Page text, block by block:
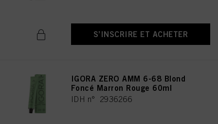
S’INSCRIRE ET ACHETER
IGORA ZERO AMM 6-68 Blond
Foncé Marron Rouge 60ml
IDH n° 2936266